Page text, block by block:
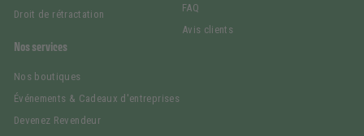
Droit de rétractation
FAQ
Avis clients
Nos services
Nos boutiques
Événements & Cadeaux d'entreprises
Devenez Revendeur